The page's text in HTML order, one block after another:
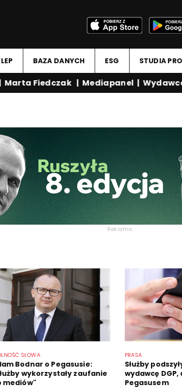
BAZA DANYCH ESG STUDIA
Fiedczak| Mediapanel|
Reklama
SŁOWA
Bodnar o Pegasusie:
wykorzystały zaufanie
mediów"
PRASA
Służby
wydawcę
Pegasusem